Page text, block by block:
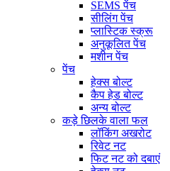
SEMS पेंच
सीलिंग पेंच
प्लास्टिक स्क्रू
अनुकूलित पेंच
मशीन पेंच
पेंच
हेक्स बोल्ट
कैप हेड बोल्ट
अन्य बोल्ट
कड़े छिलके वाला फल
लॉकिंग अखरोट
रिवेट नट
फिट नट को दबाएं